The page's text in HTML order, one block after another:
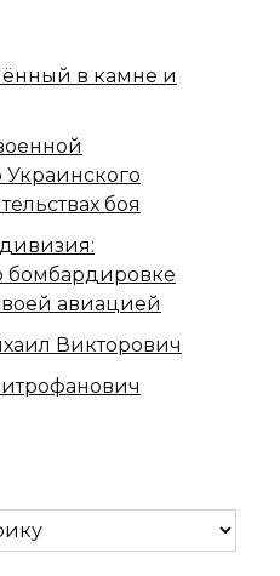
в камне и
Украинского
боя
дивизия:
бомбардировке
авиацией
Викторович